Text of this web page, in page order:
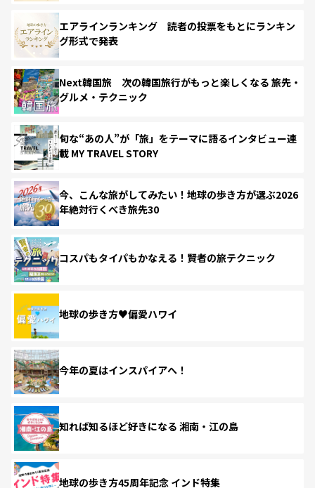
エアラインランキング 読者の投票をもとにランキン
グ形式で発表
Next韓国旅 次の韓国旅行がもっと楽しくなる 旅先・
グルメ・テクニック
旬な“あの人”が「旅」をテーマに語るインタビュー連
載 MY TRAVEL STORY
今、こんな旅がしてみたい！地球の歩き方が選ぶ2026
年絶対行くべき旅先30
コスパもタイパもかなえる！賢者の旅テクニック
地球の歩き方♥偏愛ハワイ
今年の夏はインスパイアへ！
知れば知るほど好きになる 湘南・江の島
地球の歩き方45周年記念 インド特集